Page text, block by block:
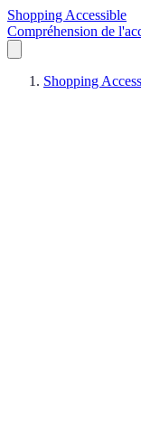
Shopping Accessible
Compréhension de
Shopping